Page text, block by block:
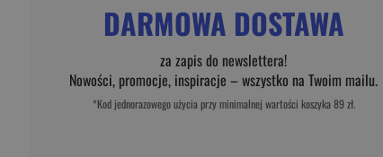
DARMOWA DOSTAWA
za zapis do newslettera!
Nowości, promocje, inspiracje – wszystko na Twoim mailu.
*Kod jednorazowego użycia przy minimalnej wartości koszyka 89 zł.